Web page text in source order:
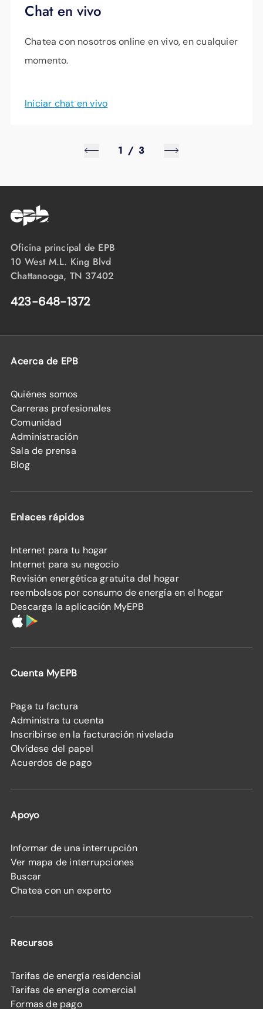
Chat en vivo
Chatea con nosotros online en vivo, en cualquier
momento.
Iniciar chat en vivo
1 / 3
Oficina principal de EPB
10 West M.L. King Blvd
Chattanooga, TN 37402
423-648-1372
Acerca de EPB
Quiénes somos
Carreras profesionales
Comunidad
Administración
Sala de prensa
Blog
Enlaces rápidos
Internet para tu hogar
Internet para su negocio
Revisión energética gratuita del hogar
reembolsos por consumo de energía en el hogar
Descarga la aplicación MyEPB
Cuenta MyEPB
Paga tu factura
Administra tu cuenta
Inscribirse en la facturación nivelada
Olvídese del papel
Acuerdos de pago
Apoyo
Informar de una interrupción
Ver mapa de interrupciones
Buscar
Chatea con un experto
Recursos
Tarifas de energía residencial
Tarifas de energía comercial
Formas de pago